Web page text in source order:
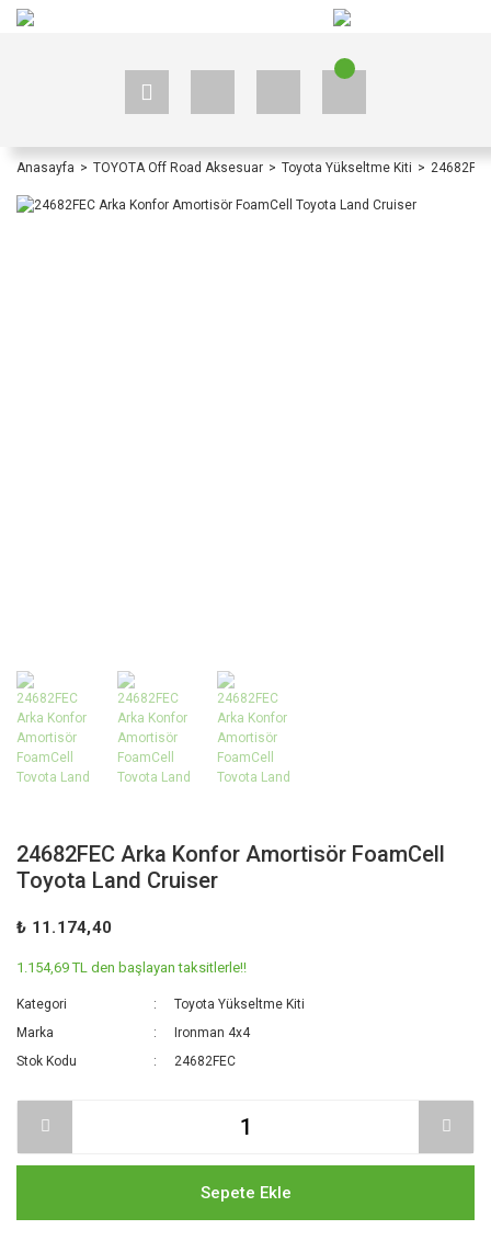
Anasayfa TOYOTA Off Road Aksesuar Toyota Yükseltme Kiti
24682FEC Arka Konfor Amortisör FoamCell
Toyota Land Cruiser
₺ 11.174,40
1.154,69 TL den başlayan taksitlerle!!
Kategori
Toyota Yükseltme Kiti
Marka
Ironman 4x4
Stok Kodu
24682FEC
Sepete Ekle